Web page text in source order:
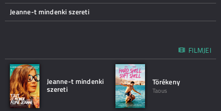
Jeanne-t mindenki szereti
FILMJEI
Jeanne-t mindenki
szereti
Törékeny
Taous